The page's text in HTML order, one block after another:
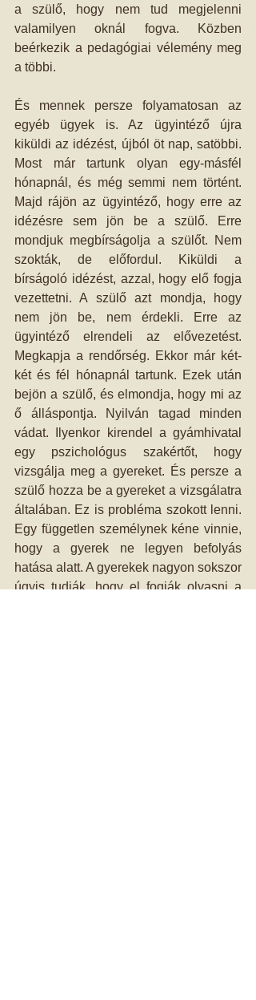
a szülő, hogy nem tud megjelenni
valamilyen oknál fogva. Közben
beérkezik a pedagógiai vélemény meg
a többi.
És mennek persze folyamatosan az
egyéb ügyek is. Az ügyintéző újra
kiküldi az idézést, újból öt nap, satöbbi.
Most már tartunk olyan egy-másfél
hónapnál, és még semmi nem történt.
Majd rájön az ügyintéző, hogy erre az
idézésre sem jön be a szülő. Erre
mondjuk megbírságolja a szülőt. Nem
szokták, de előfordul. Kiküldi a
bírságoló idézést, azzal, hogy elő fogja
vezettetni. A szülő azt mondja, hogy
nem jön be, nem érdekli. Erre az
ügyintéző elrendeli az elővezetést.
Megkapja a rendőrség. Ekkor már két-
két és fél hónapnál tartunk. Ezek után
bejön a szülő, és elmondja, hogy mi az
ő álláspontja. Nyilván tagad minden
vádat. Ilyenkor kirendel a gyámhivatal
egy pszichológus szakértőt, hogy
vizsgálja meg a gyereket. És persze a
szülő hozza be a gyereket a vizsgálatra
általában. Ez is probléma szokott lenni.
Egy független személynek kéne vinnie,
hogy a gyerek ne legyen befolyás
hatása alatt. A gyerekek nagyon sokszor
úgyis tudják, hogy el fogják olvasni a